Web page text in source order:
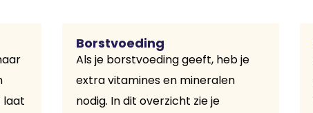
laat
Borstvoeding
Als je borstvoeding geeft, heb je
extra vitamines en mineralen
nodig. In dit overzicht zie je